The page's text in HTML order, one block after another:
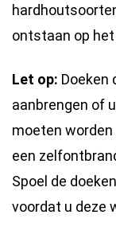
ontstaan op
Let op: Doeken
aanbrengen of
moeten
een
Spoel de
voordat u deze